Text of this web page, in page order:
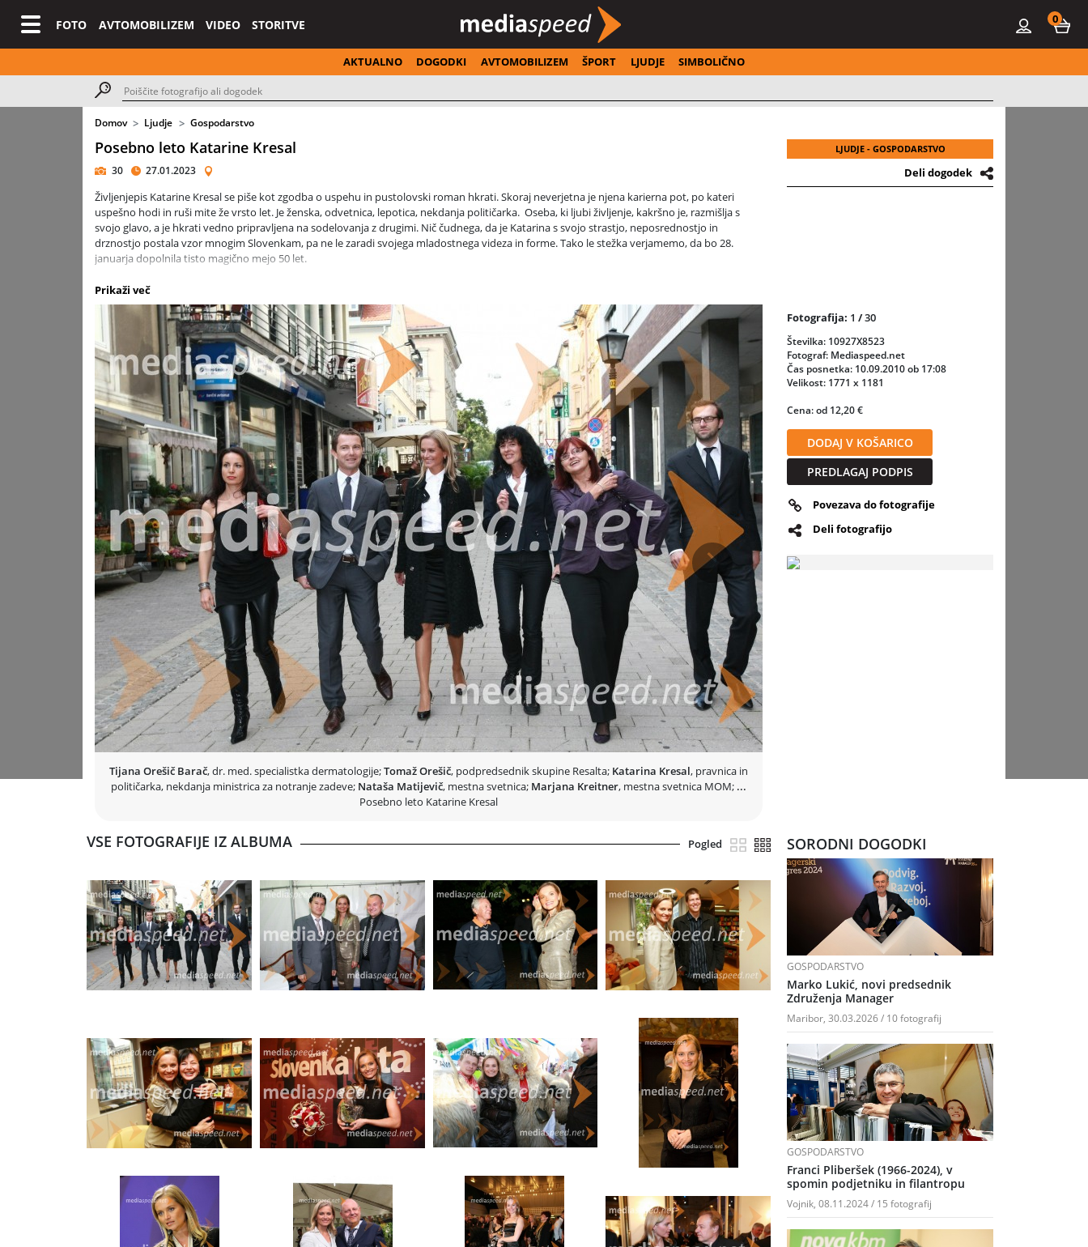
FOTO AVTOMOBILIZEM VIDEO STORITVE 0
AKTUALNO DOGODKI AVTOMOBILIZEM ŠPORT LJUDJE SIMBOLIČNO
Domov Ljudje Gospodarstvo
Posebno leto Katarine Kresal
30 27.01.2023
Življenjepis Katarine Kresal se piše kot zgodba o uspehu in pustolovski roman hkrati. Skoraj neverjetna je njena karierna pot, po kateri
uspešno hodi in ruši mite že vrsto let. Je ženska, odvetnica, lepotica, nekdanja političarka. Oseba, ki ljubi življenje, kakršno je, razmišlja s
svojo glavo, a je hkrati vedno pripravljena na sodelovanja z drugimi. Nič čudnega, da je Katarina s svojo strastjo, neposrednostjo in
drznostjo postala vzor mnogim Slovenkam, pa ne le zaradi svojega mladostnega videza in forme. Tako le stežka verjamemo, da bo 28.
januarja dopolnila tisto magično mejo 50 let.
Katarina Kresal
politiko je sicer prišla kot nov obraz, profesionalno pa je z leti trdega in uspešnega dela na področju prava že pred tem uživala visok status
in ugled med stanovskimi kolegi. Leta 2008 je zasedla položaj ministrice za notranje zadeve v takratni Pahorjevi vladi. Kljub svojim zgolj
štiriintridesetim letom se je že takrat zavedala, da starost ni merilo za zrelost, niti za odgovornost, kar je s svojim delovanjem v politiki tudi
vsakodnevno dokazovala.
V svoji karieri nikoli ni izbirala lahkih poti. Je ustanoviteljica in predsednica Evropskega centra za reševanje sporov ter mednarodno priznana
strokovnjakinja za alternativno reševanje sporov in preprečevanje konfliktov, v tem svojstvu pa je tudi edina slovenska predstavnica v
Mediteranskem združenju mediatork (MWMN) ter arbitrinja pri Mednarodnem športnem razsodišču (CAS). Kot odvetnica je izjemno
cenjena strokovnjakinja na gospodarskopravnem področju ter partnerica in direktorica v Odvetniški pisarni Senica & partnerji, ki je članica
globalne svetovalne družbe Andersen Global, v kateri je Katarina vodja regije Srednje in Vzhodne Evrope ter članica globalnega upravnega
odbora.
Bodoča Abrahamovka pa bo ob praznovanju velikega jubileja vsaj za nekaj trenutkov odložila skrbi, saj se je za rojstni dan skupaj s svojim
partnerjem Mirom Senico odpravila v tujino, kjer bo tokrat združila prijetno s koristnim. Del službenega potovanja bosta namreč namenila
uživanju in intimnemu praznovanju njenih prvih petdeset let.
Obrnila bo nov list v svoji bogati knjigi poslovnih, političnih in osebnih izkušenj. Katarina je ljubiteljica knjig, glasbe in dobrih filmov, dobra
poznavalka kulture. Zanima jo zgodovina, zelo rada spremlja tudi znanstvena dogajanja in nova odkritja, še vedno pa aktivno spremlja tudi
politično sceno, čeprav o vrnitvi v politiko vsaj zaenkrat ne razmišlja. Življenje in vse vloge so jo naučile strpnosti, čeprav je v poslu
neusmiljena, pa je v svojem zasebnem življenju prijazen in odprt človek, ki spoštuje svobodo in izbiro drugih.
Je velika profesionalka – vsakega projekta se loti stoodstotno in profesionalno – to je tudi nekaj, kar goreče zagovarja njen dolgoletni
življenjski partner, Miro Senica. Katarina zanj tudi zato pravi: »... je nekaj najlepšega, kar se mi je zgodilo v življenju, razume me bolje od vseh,
dopušča mi prostor za osebno rast in me podpira pri vseh mojih željah in načrtih. Takšni moški so sila redki in vsak dan znova sem
hvaležna, da sva se našla.« Drug drugemu dovolita, da sta samosvoja, pomembne trenutke in prelomnice pa zaznamujeta skupaj. In ena
izmed takšnih bo zagotovo Katarinino praznovanje.
Kako pa o njem razmišlja sama?: »Ko se človeku veliko dogaja, čas teče izredno hitro. Ko pa se ozreš nazaj, se opiraš na toliko dogodkov, da
se ti zdi, da si živel dvakrat več, kot dejansko si. V teh 50 letih je šlo z menoj neverjetno veliko doživetij, največ veselih, včasih pa tudi
žalostnih, in življenje je bilo polno. Zato ne čutim nobenega bremena časa in na življenje gledam toplo in z optimizmom.«
Prikaži več
LJUDJE - GOSPODARSTVO
Deli dogodek
Tijana Orešič Barač, dr. med. specialistka dermatologije;Tomaž Orešič, podpredsednik skupine Resalta; Katarina Kresal, pravnica in
političarka, nekdanja ministrica za notranje zadeve; Nataša Matijevič, mestna svetnica; Marjana Kreitner, mestna svetnica MOM; ...
Posebno leto Katarine Kresal
Prejšnja Naslednja
Fotografija: 1 /30
Številka: 10927X8523
Fotograf: Mediaspeed.net
Čas posnetka: 10.09.2010 ob 17:08
Velikost: 1771 x 1181
Cena: od 12,20 €
DODAJ V KOŠARICO
PREDLAGAJ PODPIS
Povezava do fotografije
Deli fotografijo
VSE FOTOGRAFIJE IZ ALBUMA Pogled SORODNI DOGODKI
GOSPODARSTVO
Marko Lukić, novi predsednik
Združenja Manager
Maribor, 30.03.2026 / 10 fotografij
GOSPODARSTVO
Franci Pliberšek (1966-2024), v
spomin podjetniku in filantropu
Vojnik, 08.11.2024 / 15 fotografij